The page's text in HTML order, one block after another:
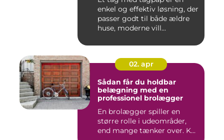
enkel og effektiv løsning, der
passer godt til både ældre
huse, moderne vill...
02. apr
Sådan får du holdbar
belægning med en
professionel brolægger
En brolægger spiller en
større rolle i udeområder,
end mange tænker over. K...